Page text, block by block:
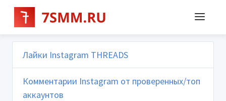
Лайки Instagram THREADS
Комментарии Instagram от проверенных/топ
аккаунтов